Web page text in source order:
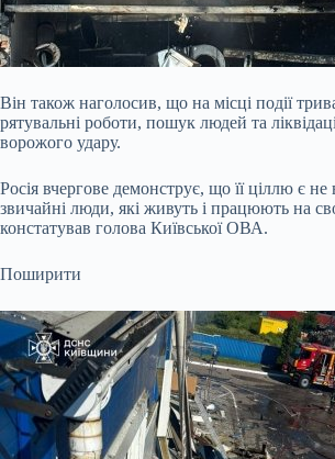
Він також наголосив, що на місці події
рятувальні роботи, пошук людей та
ворожого удару.
Росія вчергове демонструє, що її ціллю є не
звичайні люди, які живуть і працюють на
констатував голова Київської ОВА.
Поширити